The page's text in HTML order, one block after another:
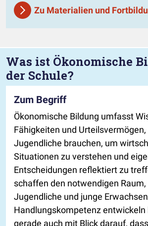
Zu Materialien und
Was ist Ökonomische
der Schule?
Zum Begriff
Ökonomische Bildung umfasst
Fähigkeiten und Urteilsvermögen,
Jugendliche brauchen, um
Situationen zu verstehen und
Entscheidungen reflektiert zu
schaffen den notwendigen Raum,
Jugendliche und junge
Handlungskompetenz entwickeln
gerade auch mit Blick darauf,